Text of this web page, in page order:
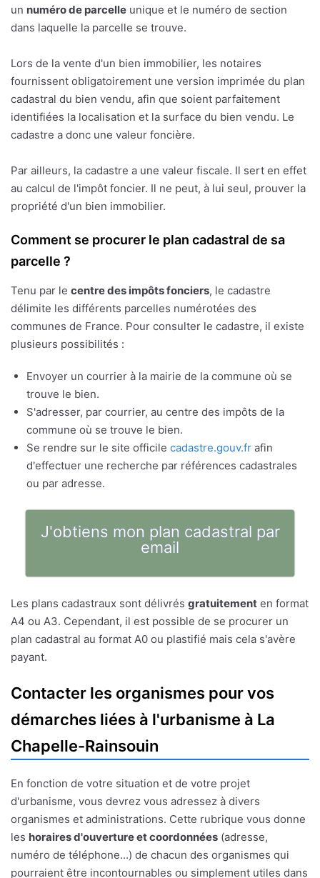
un numéro de parcelle unique et le numéro de section
dans laquelle la parcelle se trouve.
Lors de la vente d'un bien immobilier, les notaires
fournissent obligatoirement une version imprimée du plan
cadastral du bien vendu, afin que soient parfaitement
identifiées la localisation et la surface du bien vendu. Le
cadastre a donc une valeur foncière.
Par ailleurs, la cadastre a une valeur fiscale. Il sert en effet
au calcul de l'impôt foncier. Il ne peut, à lui seul, prouver la
propriété d'un bien immobilier.
Comment se procurer le plan cadastral de sa
parcelle ?
Tenu par le centre des impôts fonciers, le cadastre
délimite les différents parcelles numérotées des
communes de France. Pour consulter le cadastre, il existe
plusieurs possibilités :
Envoyer un courrier à la mairie de la commune où se
trouve le bien.
S'adresser, par courrier, au centre des impôts de la
commune où se trouve le bien.
Se rendre sur le site officile cadastre.gouv.fr afin
d'effectuer une recherche par références cadastrales
ou par adresse.
J'obtiens mon plan cadastral par
email
Les plans cadastraux sont délivrés gratuitement en format
A4 ou A3. Cependant, il est possible de se procurer un
plan cadastral au format A0 ou plastifié mais cela s'avère
payant.
Contacter les organismes pour vos
démarches liées à l'urbanisme à La
Chapelle-Rainsouin
En fonction de votre situation et de votre projet
d'urbanisme, vous devrez vous adressez à divers
organismes et administrations. Cette rubrique vous donne
les horaires d'ouverture et coordonnées (adresse,
numéro de téléphone...) de chacun des organismes qui
pourraient être incontournables ou simplement utiles dans